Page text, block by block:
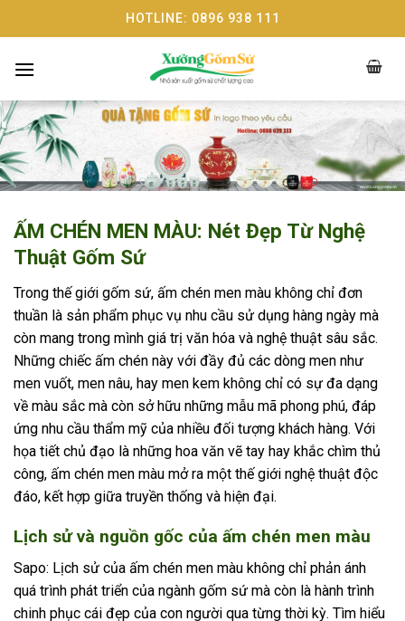
to
HOTLINE: 0896 938 111
ẤM CHÉN MEN MÀU: Nét Đẹp Từ Nghệ
Thuật Gốm Sứ
Trong thế giới gốm sứ, ấm chén men màu không chỉ đơn
thuần là sản phẩm phục vụ nhu cầu sử dụng hàng ngày mà
còn mang trong mình giá trị văn hóa và nghệ thuật sâu sắc.
Những chiếc ấm chén này với đầy đủ các dòng men như
men vuốt, men nâu, hay men kem không chỉ có sự đa dạng
về màu sắc mà còn sở hữu những mẫu mã phong phú, đáp
ứng nhu cầu thẩm mỹ của nhiều đối tượng khách hàng. Với
họa tiết chủ đạo là những hoa văn vẽ tay hay khắc chìm thủ
công, ấm chén men màu mở ra một thế giới nghệ thuật độc
đáo, kết hợp giữa truyền thống và hiện đại.
Lịch sử và nguồn gốc của ấm chén men màu
Sapo: Lịch sử của ấm chén men màu không chỉ phản ánh
quá trình phát triển của ngành gốm sứ mà còn là hành trình
chinh phục cái đẹp của con người qua từng thời kỳ. Tìm hiểu